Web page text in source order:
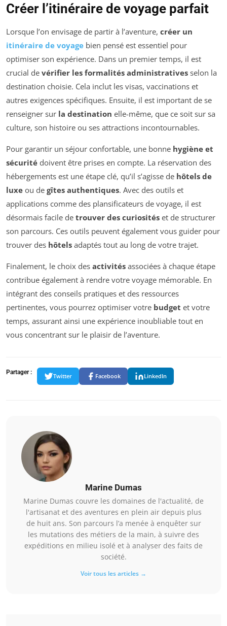
Créer l’itinéraire de voyage parfait
Lorsque l’on envisage de partir à l’aventure, créer un
itinéraire de voyage bien pensé est essentiel pour
optimiser son expérience. Dans un premier temps, il est
crucial de vérifier les formalités administratives selon la
destination choisie. Cela inclut les visas, vaccinations et
autres exigences spécifiques. Ensuite, il est important de se
renseigner sur la destination elle-même, que ce soit sur sa
culture, son histoire ou ses attractions incontournables.
Pour garantir un séjour confortable, une bonne hygiène et
sécurité doivent être prises en compte. La réservation des
hébergements est une étape clé, qu’il s’agisse de hôtels de
luxe ou de gîtes authentiques. Avec des outils et
applications comme des plansificateurs de voyage, il est
désormais facile de trouver des curiosités et de structurer
son parcours. Ces outils peuvent également vous guider pour
trouver des hôtels adaptés tout au long de votre trajet.
Finalement, le choix des activités associées à chaque étape
contribue également à rendre votre voyage mémorable. En
intégrant des conseils pratiques et des ressources
pertinentes, vous pourrez optimiser votre budget et votre
temps, assurant ainsi une expérience inoubliable tout en
vous concentrant sur le plaisir de l’aventure.
Partager :
Twitter Facebook LinkedIn
Marine Dumas
Marine Dumas couvre les domaines de l'actualité, de
l'artisanat et des aventures en plein air depuis plus
de huit ans. Son parcours l’a menée à enquêter sur
les mutations des métiers de la main, à suivre des
expéditions en milieu isolé et à analyser des faits de
société.
Voir tous les articles →